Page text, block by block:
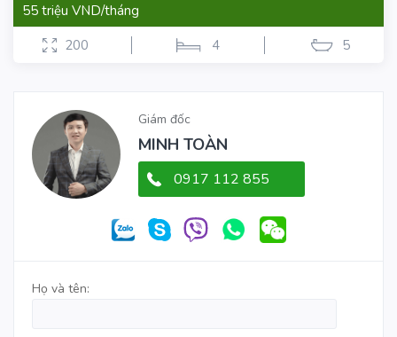
55 triệu VND/tháng
200
4 5
Giám đốc
MINH TOÀN
0917 112 855
Họ và tên: